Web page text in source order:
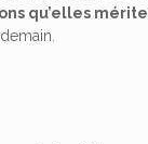
qu’elles